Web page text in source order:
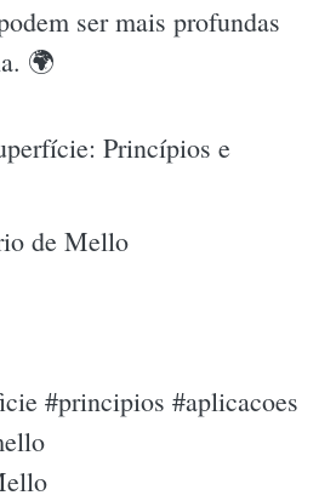
ser mais profundas
🌍
Princípios e
de Mello
#principios #aplicacoes